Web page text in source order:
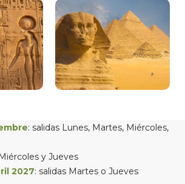
: salidas Lunes, Martes, Miércoles,
y Jueves
2027: salidas Martes o Jueves